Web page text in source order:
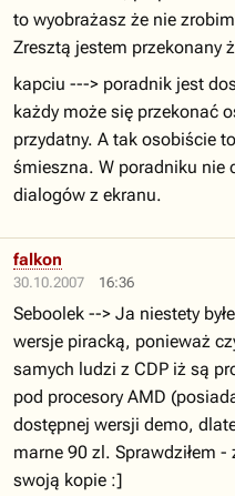
to wyobrażasz że nie
Zresztą jestem przekonany
kapciu ---> poradnik jest
każdy może się przekonać
przydatny. A tak osobiście
śmieszna. W poradniku nie
dialogów z ekranu.
30.10.2007 16:36
falkon
Seboolek --> Ja niestety
wersje piracką, ponieważ
samych ludzi z CDP iż są
pod procesory AMD
dostępnej wersji demo,
marne 90 zl. Sprawdziłem -
swoją kopie :]